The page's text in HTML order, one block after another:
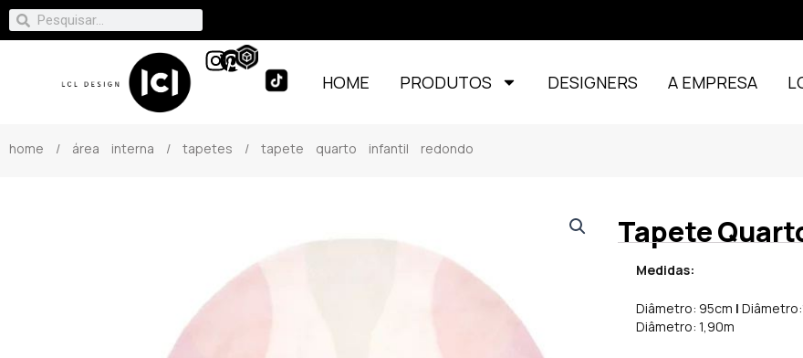
HOME PRODUTOS DESIGNERS A EMPRESA
home / área interna / tapetes / tapete quarto infantil redondo
Tapete
Medidas:
Diâmetro: 95cm |
Diâmetro: 1,90m